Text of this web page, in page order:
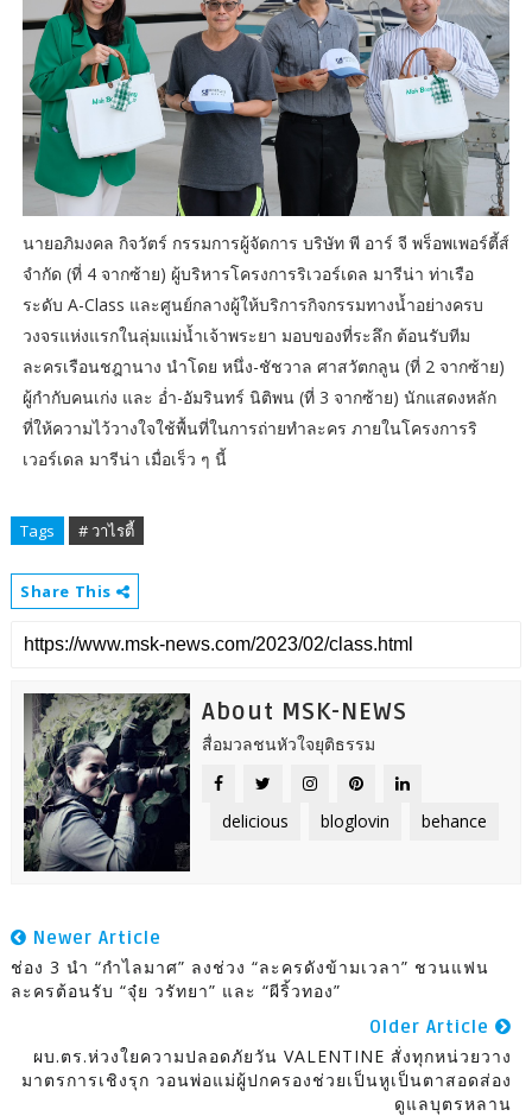
นายอภิมงคล กิจวัตร์ กรรมการผู้จัดการ บริษัท พี อาร์ จี พร็อพเพอร์ตี้ส์
จำกัด (ที่ 4 จากซ้าย) ผู้บริหารโครงการริเวอร์เดล มารีน่า ท่าเรือ
ระดับ A-Class และศูนย์กลางผู้ให้บริการกิจกรรมทางน้ำอย่างครบ
วงจรแห่งแรกในลุ่มแม่น้ำเจ้าพระยา มอบของที่ระลึก ต้อนรับทีม
ละครเรือนชฎานาง นำโดย หนึ่ง-ชัชวาล ศาสวัตกลูน (ที่ 2 จากซ้าย)
ผู้กำกับคนเก่ง และ อ่ำ-อัมรินทร์ นิติพน (ที่ 3 จากซ้าย) นักแสดงหลัก
ที่ให้ความไว้วางใจใช้พื้นที่ในการถ่ายทำละคร ภายในโครงการริ
เวอร์เดล มารีน่า เมื่อเร็ว ๆ นี้
Tags # วาไรตี้
Share This
About MSK-NEWS
สื่อมวลชนหัวใจยุติธรรม
delicious bloglovin behance
Newer Article
ช่อง 3 นำ “กำไลมาศ” ลงช่วง “ละครดังข้ามเวลา” ชวนแฟน
ละครต้อนรับ “จุ๋ย วรัทยา” และ “ผีริ้วทอง”
Older Article
ผบ.ตร.ห่วงใยความปลอดภัยวัน VALENTINE สั่งทุกหน่วยวาง
มาตรการเชิงรุก วอนพ่อแม่ผู้ปกครองช่วยเป็นหูเป็นตาสอดส่อง
ดูแลบุตรหลาน